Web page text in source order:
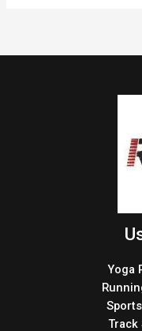
Yoga
Track